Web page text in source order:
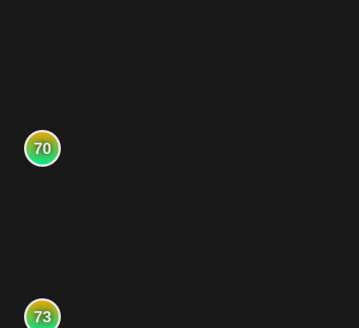
70
73